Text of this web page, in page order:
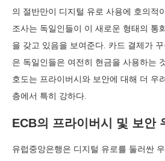
의 절반만이 디지털 유로 사용에 호의적
조사는 독일인들이 이 새로운 형태의 통
을 갖고 있음을 보여준다. 카드 결제가
은 독일인들은 여전히 현금을 사용하는
호도는 프라이버시와 보안에 대해 더 우
층에서 특히 강하다.
ECB의 프라이버시 및 보안
유럽중앙은행은 디지털 유로를 둘러싼